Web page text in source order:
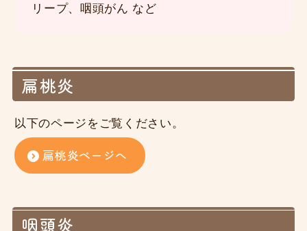
リープ、咽頭がん など
扁桃炎
以下のページをご覧ください。
扁桃炎ページへ
咽頭炎